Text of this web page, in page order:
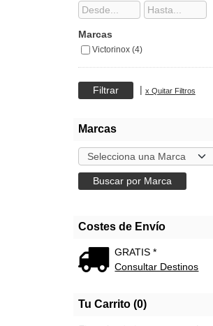
Marcas
Victorinox (4)
x Quitar Filtros
Marcas
Costes de Envío
GRATIS *
Consultar Destinos
Tu Carrito (0)